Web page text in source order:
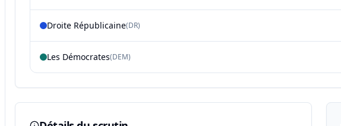
Droite Républicaine(DR)
Les Démocrates(DEM)